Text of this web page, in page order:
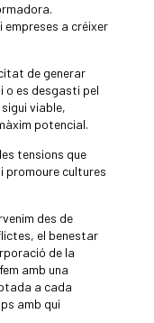
a créixer
de generar
o es desgasti pel
viable,
potencial.
tensions que
promoure cultures
des de
el benestar
de la
amb una
a cada
amb qui